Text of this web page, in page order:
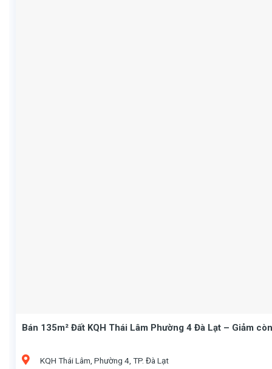
Bán 135m² Đất KQH Thái Lâm Phường 4 Đà Lạt – Giảm
KQH Thái Lâm, Phường 4, TP. Đà Lạt